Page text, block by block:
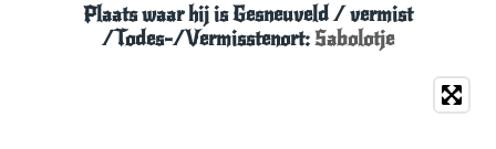
Plaats waar hij is Gesneuveld/ vermist
/Todes-/Vermisstenort:Sabolotje